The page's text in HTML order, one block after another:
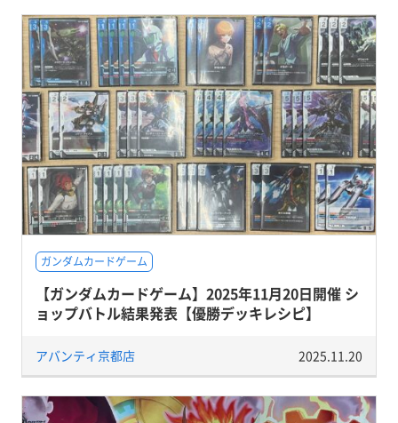
ガンダムカードゲーム
【ガンダムカードゲーム】2025年11月20日開催 シ
ョップバトル結果発表【優勝デッキレシピ】
アバンティ京都店 2025.11.20